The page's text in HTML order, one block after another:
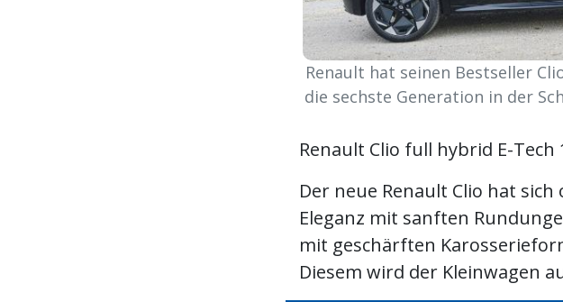
Renault hat seinen Bestseller
die sechste Generation in der
Renault Clio full hybrid E-Tech
Der neue Renault Clio hat
Eleganz mit sanften
mit geschärften
Diesem wird der Kleinwagen